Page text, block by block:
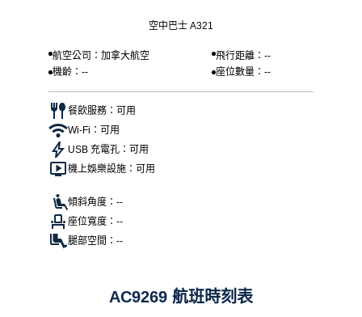
空中巴士 A321
航空公司：加拿大航空
飛行距離：--
機齡：--
座位數量：--
餐飲服務：可用
Wi-Fi：可用
USB 充電孔：可用
機上娛樂設施：可用
傾斜角度：--
座位寬度：--
腿部空間：--
AC9269 航班時刻表